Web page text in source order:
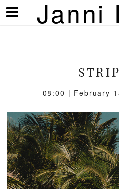
Janni
Visa/göm
meny
08:00 | February